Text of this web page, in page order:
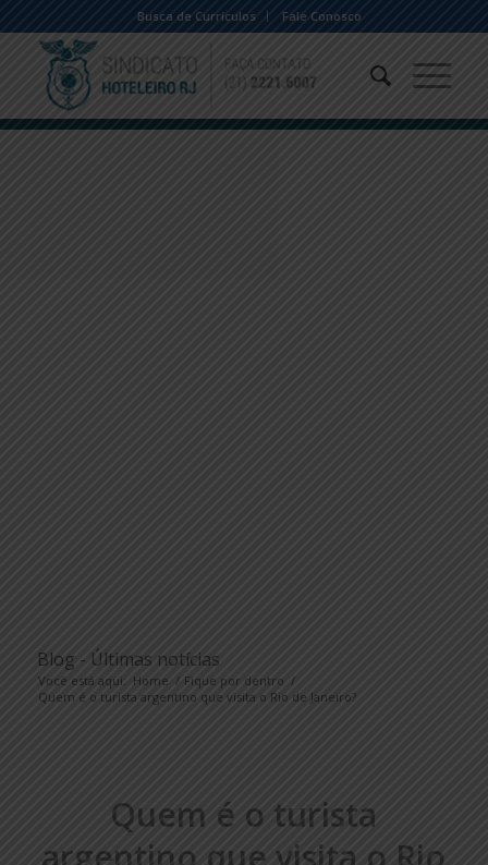
Busca de Currículos Fale Conosco
Blog - Últimas notícias
Você está aqui: Home / Fique por dentro /
Quem é o turista argentino que visita o Rio de Janeiro?
Quem é o turista